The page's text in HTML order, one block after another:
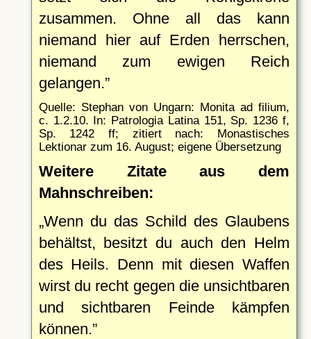
zusammen. Ohne all das kann
niemand hier auf Erden herrschen,
niemand zum ewigen Reich
gelangen.
Quelle: Stephan von Ungarn: Monita ad filium,
c. 1.2.10. In: Patrologia Latina 151, Sp. 1236 f,
Sp. 1242 ff; zitiert nach: Monastisches
Lektionar zum 16. August; eigene Übersetzung
Weitere Zitate aus dem
Mahnschreiben:
Wenn du das Schild des Glaubens
behältst, besitzt du auch den Helm
des Heils. Denn mit diesen Waffen
wirst du recht gegen die unsichtbaren
und sichtbaren Feinde kämpfen
können.